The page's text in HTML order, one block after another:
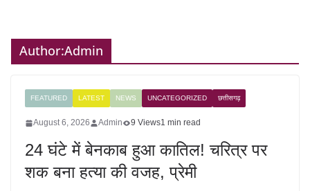
Author:Admin
FEATURED LATEST NEWS UNCATEGORIZED छत्तीसगढ़
August 6, 2026 Admin 9 Views1 min read
24 घंटे में बेनकाब हुआ कातिल! चरित्र पर
शक बना हत्या की वजह, प्रेमी